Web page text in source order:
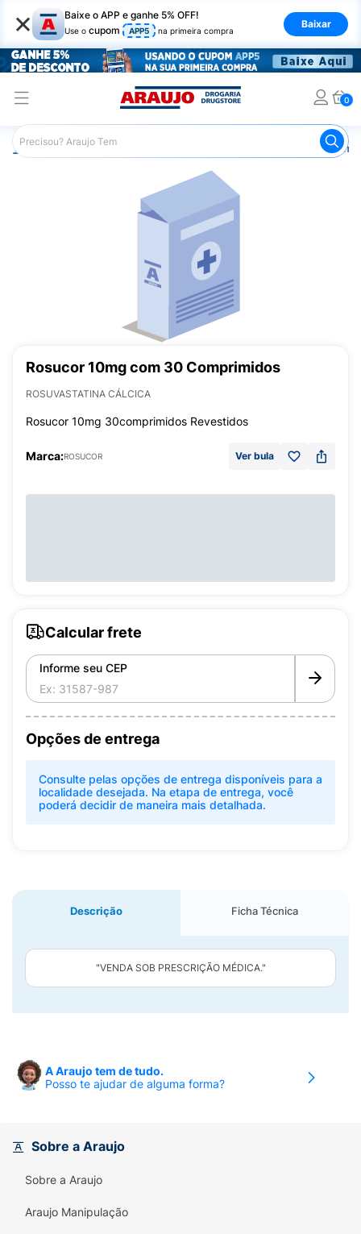
× Baixe o APP e ganhe 5% OFF!
Use o cupom APP5 na primeira compra
Baixar
0
Araujo Medicamentos
Rosucor 10mg com 30 Comprimidos
ROSUVASTATINA CÁLCICA
Rosucor 10mg 30comprimidos Revestidos
Marca:ROSUCOR Ver bula
Calcular frete
Informe seu CEP
Opções de entrega
Consulte pelas opções de entrega disponíveis para a
localidade desejada. Na etapa de entrega, você
poderá decidir de maneira mais detalhada.
Descrição Ficha Técnica
"VENDA SOB PRESCRIÇÃO MÉDICA."
A Araujo tem de tudo.
Posso te ajudar de alguma forma?
Sobre a Araujo
Sobre a Araujo
Araujo Manipulação